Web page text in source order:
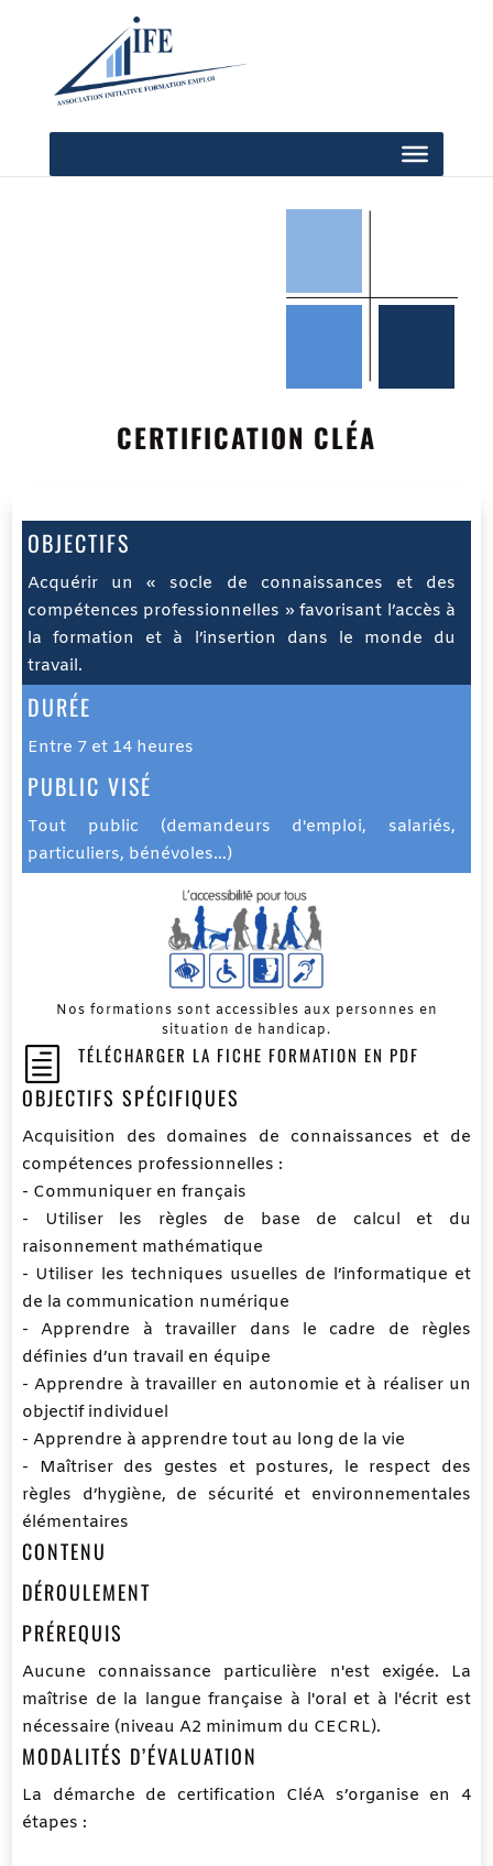
CERTIFICATION CLÉA
OBJECTIFS
Acquérir un « socle de connaissances et des
compétences professionnelles » favorisant l’accès à
la formation et à l’insertion dans le monde du
travail.
DURÉE
Entre 7 et 14 heures
PUBLIC VISÉ
Tout public (demandeurs d'emploi, salariés,
particuliers, bénévoles…)
Nos formations sont accessibles aux personnes en
situation de handicap.
h TÉLÉCHARGER LA FICHE FORMATION EN PDF
OBJECTIFS SPÉCIFIQUES
Acquisition des domaines de connaissances et de
compétences professionnelles :
- Communiquer en français
- Utiliser les règles de base de calcul et du
raisonnement mathématique
- Utiliser les techniques usuelles de l’informatique et
de la communication numérique
- Apprendre à travailler dans le cadre de règles
définies d’un travail en équipe
- Apprendre à travailler en autonomie et à réaliser un
objectif individuel
- Apprendre à apprendre tout au long de la vie
- Maîtriser des gestes et postures, le respect des
règles d’hygiène, de sécurité et environnementales
élémentaires
CONTENU
DÉROULEMENT
PRÉREQUIS
Aucune connaissance particulière n'est exigée. La
maîtrise de la langue française à l'oral et à l'écrit est
nécessaire (niveau A2 minimum du CECRL).
MODALITÉS D’ÉVALUATION
La démarche de certification CléA s’organise en 4
étapes :